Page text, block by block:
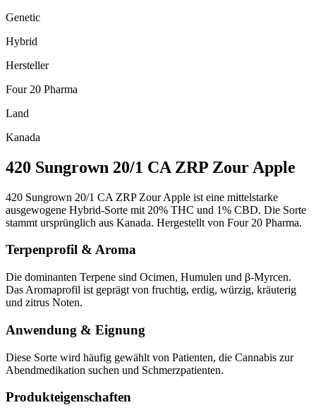
Genetic
Hybrid
Hersteller
Four 20 Pharma
Land
Kanada
420 Sungrown 20/1 CA ZRP Zour Apple
420 Sungrown 20/1 CA ZRP Zour Apple ist eine mittelstarke
ausgewogene Hybrid-Sorte mit 20% THC und 1% CBD. Die Sorte
stammt ursprünglich aus Kanada. Hergestellt von Four 20 Pharma.
Terpenprofil & Aroma
Die dominanten Terpene sind Ocimen, Humulen und β-Myrcen.
Das Aromaprofil ist geprägt von fruchtig, erdig, würzig, kräuterig
und zitrus Noten.
Anwendung & Eignung
Diese Sorte wird häufig gewählt von Patienten, die Cannabis zur
Abendmedikation suchen und Schmerzpatienten.
Produkteigenschaften